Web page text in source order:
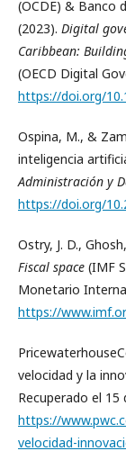
(OCDE) & Banco
(2023). Digital
Caribbean:
(OECD Digital
https://doi.org/
Ospina, M., &
inteligencia
Administración y
https://doi.org/
Ostry, J. D.,
Fiscal space (IMF
Monetario
https://
velocidad y la
Recuperado el 15
https://
velocidad-